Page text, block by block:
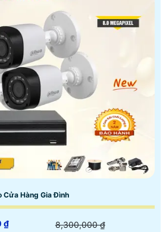
Cửa Hàng Gia Đình
₫ 8,300,000 ₫